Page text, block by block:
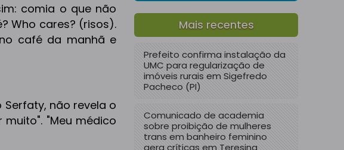
comia o que não
Who cares? (risos).
café da manhã e
não revela o
"Meu médico
Mais recentes
Prefeito confirma instalação da
UMC para regularização de
imóveis rurais em Sigefredo
Pacheco (PI)
Comunicado de academia
sobre proibição de mulheres
trans em banheiro feminino
gera críticas em Teresina